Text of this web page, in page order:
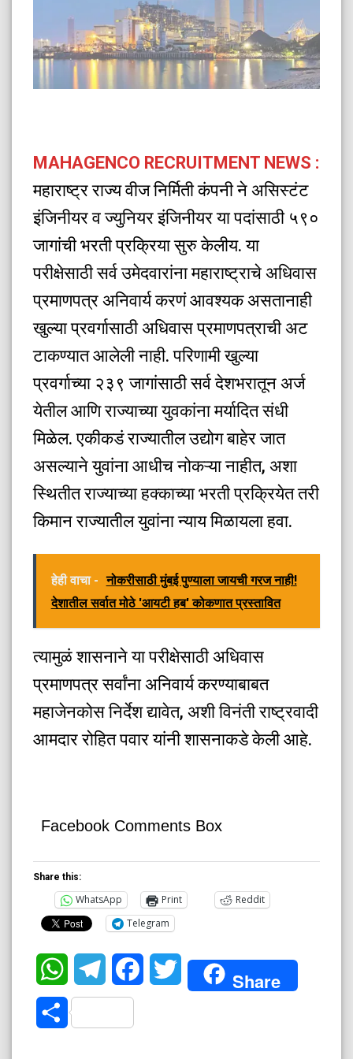
MAHAGENCO RECRUITMENT NEWS :
महाराष्ट्र राज्य वीज निर्मिती कंपनी ने असिस्टंट
इंजिनीयर व ज्युनियर इंजिनीयर या पदांसाठी ५९०
जागांची भरती प्रक्रिया सुरु केलीय. या
परीक्षेसाठी सर्व उमेदवारांना महाराष्ट्राचे अधिवास
प्रमाणपत्र अनिवार्य करणं आवश्यक असतानाही
खुल्या प्रवर्गासाठी अधिवास प्रमाणपत्राची अट
टाकण्यात आलेली नाही.परिणामी खुल्या
प्रवर्गाच्या २३९ जागांसाठी सर्व देशभरातून अर्ज
येतील आणि राज्याच्या युवकांना मर्यादित संधी
मिळेल. एकीकडं राज्यातील उद्योग बाहेर जात
असल्याने युवांना आधीच नोकऱ्या नाहीत, अशा
स्थितीत राज्याच्या हक्काच्या भरती प्रक्रियेत तरी
किमान राज्यातील युवांना न्याय मिळायला हवा.
हेही वाचा - नोकरीसाठी मुंबई पुण्याला जायची गरज नाही!
देशातील सर्वात मोठे 'आयटी हब' कोकणात प्रस्तावित
त्यामुळं शासनाने या परीक्षेसाठी अधिवास
प्रमाणपत्र सर्वांना अनिवार्य करण्याबाबत
महाजेनकोस निर्देश द्यावेत, अशी विनंती राष्ट्रवादी
आमदार रोहित पवार यांनी शासनाकडे केली आहे.
Facebook Comments Box
Share this:
WhatsApp Print
Reddit
Telegram
WhatsAppTelegramFacebookTwitter Share
Share